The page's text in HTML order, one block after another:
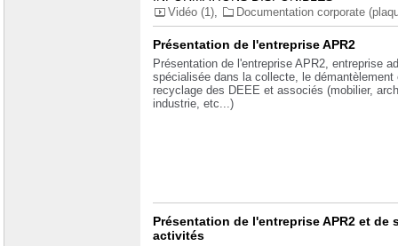
Vidéo (1), Documentation corporate
Présentation de l'entreprise APR2
Présentation de l'entreprise APR2, entreprise
spécialisée dans la collecte, le démantèlement
recyclage des DEEE et associés (mobilier,
industrie, etc...)
Présentation de l'entreprise APR2 et de
activités